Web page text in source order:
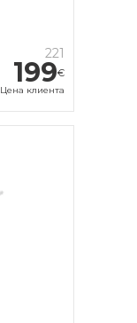
221
199€
Цена клиента